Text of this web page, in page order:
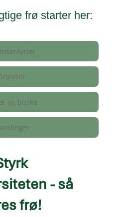
frø starter her:
urter
og buske
- så
frø!